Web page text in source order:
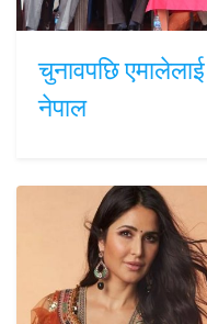
चुनावपछि
नेपाल